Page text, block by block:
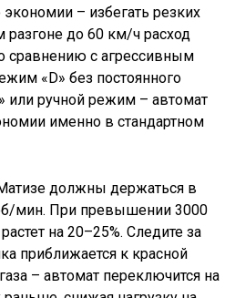
– избегать резких
разгоне до 60 км/ч расход
сравнению с агрессивным
«D» без постоянного
или ручной режим – автомат
именно в стандартном
должны держаться в
мин. При превышении 3000
на 20–25%. Следите за
приближается к красной
– автомат переключится на